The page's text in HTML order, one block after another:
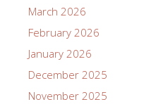
March 2026
February 2026
January 2026
December 2025
November 2025